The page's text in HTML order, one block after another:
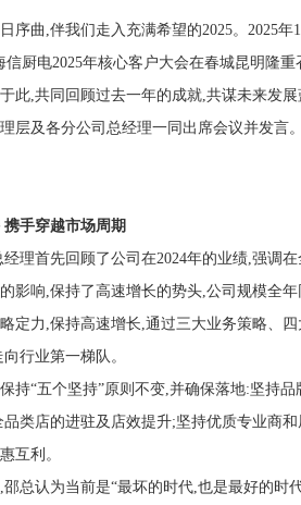
曲,伴我们走入充满希望的2025。2025年
信厨电2025年核心客户大会在春城昆明隆
此,共同回顾过去一年的成就,共谋未来发
层及各分公司总经理一同出席会议并发言
手穿越市场周期
首先回顾了公司在2024年的业绩,强调在
影响,保持了高速增长的势头,公司规模全
定力,保持高速增长,通过三大业务策略、
行业第一梯队。
“五个坚持”原则不变,并确保落地:坚持品
类店的进驻及店效提升;坚持优质专业商
互利。
认为当前是“最坏的时代,也是最好的时代